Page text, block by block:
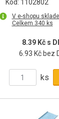
Kód: 1102802
V e-shopu
Celkem 340 ks
8.39 Kč s
6.93 Kč bez
ks